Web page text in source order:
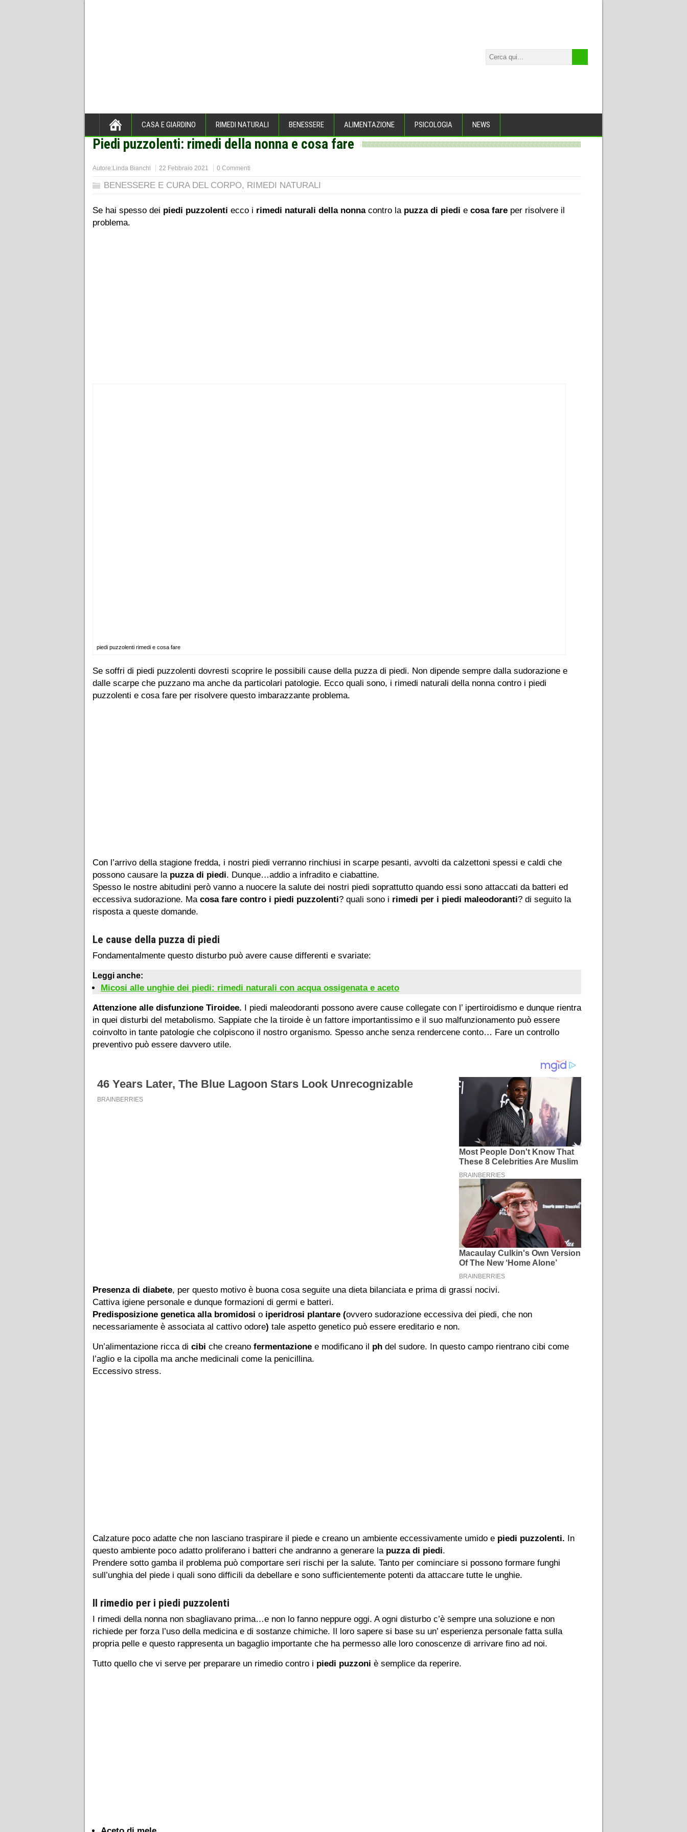
CASA E GIARDINO RIMEDI NATURALI BENESSERE ALIMENTAZIONE PSICOLOGIA NEWS
Home >BENESSERE E CURA DEL CORPO>
Piedi puzzolenti: rimedi della nonna e cosa fare
Autore:Linda Bianchi 22 Febbraio 2021 0 Commenti
BENESSERE E CURA DEL CORPO, RIMEDI NATURALI
Se hai spesso dei piedi puzzolenti ecco i rimedi naturali della nonnacontro la puzza di piedi e cosa fare per risolvere il
problema.
piedi puzzolenti rimedi e cosa fare
Se soffri di piedi puzzolenti dovresti scoprire le possibili cause della puzza di piedi. Non dipende sempre dalla sudorazione e
dalle scarpe che puzzano ma anche da particolari patologie. Ecco quali sono, i rimedi naturali della nonna contro i piedi
puzzolenti e cosa fare per risolvere questo imbarazzante problema.
Con l’arrivo della stagione fredda, i nostri piedi verranno rinchiusi in scarpe pesanti, avvolti da calzettoni spessi e caldi che
possono causare la puzza di piedi. Dunque…addio a infradito e ciabattine.
Spesso le nostre abitudini però vanno a nuocere la salute dei nostri piedi soprattutto quando essi sono attaccati da batteri ed
eccessiva sudorazione. Ma cosa fare contro i piedi puzzolenti? quali sono i rimedi per i piedi maleodoranti? di seguito la
risposta a queste domande.
Le cause della puzza di piedi
Fondamentalmente questo disturbo può avere cause differenti e svariate:
Leggi anche:
Micosi alle unghie dei piedi: rimedi naturali con acqua ossigenata e aceto
Attenzione alle disfunzione Tiroidee.
I piedi maleodoranti possono avere cause collegate con l’ ipertiroidismo e dunque rientra
in quei disturbi del metabolismo. Sappiate che la tiroide è un fattore importantissimo e il suo malfunzionamento può essere
coinvolto in tante patologie che colpiscono il nostro organismo. Spesso anche senza rendercene conto… Fare un controllo
preventivo può essere davvero utile.
Presenza di diabete, per questo motivo è buona cosa seguite una dieta bilanciata e prima di grassi nocivi.
Cattiva igiene personale e dunque formazioni di germi e batteri.
Predisposizione genetica alla bromidosi o iperidrosi plantare (ovvero sudorazione eccessiva dei piedi, che non
necessariamente è associata al cattivo odore) tale aspetto genetico può essere ereditario e non.
Un’alimentazione ricca di cibi che creano fermentazione e modificano il ph del sudore. In questo campo rientrano cibi come
l’aglio e la cipolla ma anche medicinali come la penicillina.
Eccessivo stress.
Calzature poco adatte che non lasciano traspirare il piede e creano un ambiente eccessivamente umido e piedi puzzolenti. In
questo ambiente poco adatto proliferano i batteri che andranno a generare la puzza di piedi.
Prendere sotto gamba il problema può comportare seri rischi per la salute. Tanto per cominciare si possono formare funghi
sull’unghia del piede i quali sono difficili da debellare e sono sufficientemente potenti da attaccare tutte le unghie.
Il rimedio per i piedi puzzolenti
I rimedi della nonna non sbagliavano prima…e non lo fanno neppure oggi. A ogni disturbo c’è sempre una soluzione e non
richiede per forza l’uso della medicina e di sostanze chimiche. Il loro sapere si base su un’ esperienza personale fatta sulla
propria pelle e questo rappresenta un bagaglio importante che ha permesso alle loro conoscenze di arrivare fino ad noi.
Tutto quello che vi serve per preparare un rimedio contro i piedi puzzoni è semplice da reperire.